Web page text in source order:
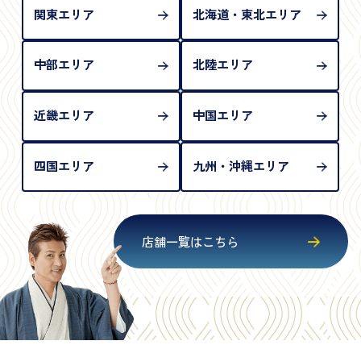
関東エリア 北海道・東北エリア
中部エリア 北陸エリア
近畿エリア 中国エリア
四国エリア 九州・沖縄エリア
店舗一覧はこちら